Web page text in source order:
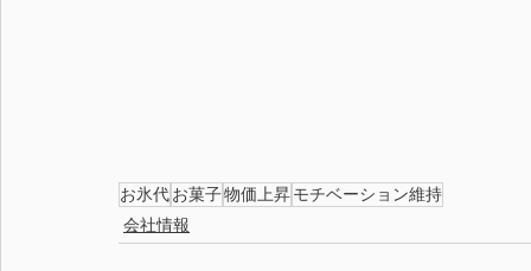
お氷代お菓子物価上昇モチベーション維持
会社情報